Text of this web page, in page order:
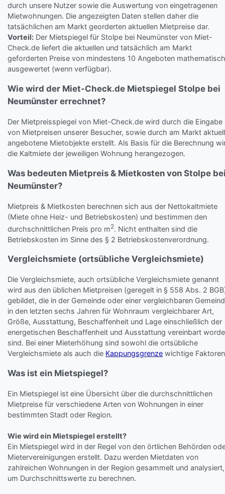
durch unsere Nutzer sowie die Auswertung von eingetragenen
Mietwohnungen. Die angezeigten Daten stellen daher die
tatsächlichen am Markt georderten aktuellen Mietpreise dar.
Vorteil: Der Mietspiegel für Stolpe bei Neumünster von Miet-
Check.de liefert die aktuellen und tatsächlich am Markt
geforderten Preise von mindestens 10 Angeboten mathematisch
ausgewertet (wenn verfügbar).
Wie wird der Miet-Check.de Mietspiegel Stolpe bei
Neumünster errechnet?
Der Mietpreisspiegel von Miet-Check.de wird durch die Eingabe
von Mietpreisen unserer Besucher, sowie durch am Markt aktuell
angebotene Mietobjekte erstellt. Als Basis für die Berechnung
die Kaltmiete der jeweiligen Wohnung herangezogen.
Was bedeuten Mietpreis & Mietkosten von Stolpe
Neumünster?
Mietpreis & Mietkosten berechnen sich aus der Nettokaltmiete
(Miete ohne Heiz- und Betriebskosten) und bestimmen den
durchschnittlichen Preis pro m2. Nicht enthalten sind die
Betriebskosten im Sinne des § 2 Betriebskostenverordnung.
Vergleichsmiete (ortsübliche Vergleichsmiete)
Die Vergleichsmiete, auch ortsübliche Vergleichsmiete genannt
wird aus den üblichen Mietpreisen (geregelt in § 558 Abs. 2
gebildet, die in der Gemeinde oder einer vergleichbaren
in den letzten sechs Jahren für Wohnraum vergleichbarer Art,
Größe, Ausstattung, Beschaffenheit und Lage einschließlich der
energetischen Beschaffenheit und Ausstattung vereinbart
sind. Bei einer Mieterhöhung sind sowohl die ortsübliche
Vergleichsmiete als auch die Kappungsgrenze wichtige
Was ist ein Mietspiegel?
Ein Mietspiegel ist eine Übersicht über die durchschnittlichen
Mietpreise für verschiedene Arten von Wohnungen in einer
bestimmten Stadt oder Region.
Wie wird ein Mietspiegel erstellt?
Ein Mietspiegel wird in der Regel von den örtlichen Behörden
Mietervereinigungen erstellt. Dazu werden Mietdaten von
zahlreichen Wohnungen in der Region gesammelt und analysiert,
um Durchschnittswerte zu berechnen.